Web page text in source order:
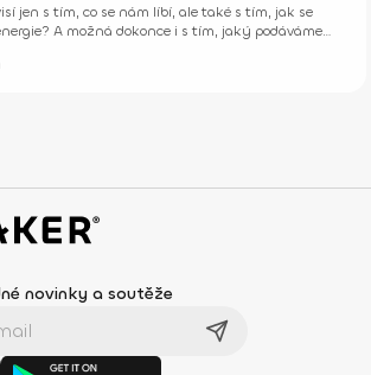
jen s tím, co se nám líbí, ale také s tím, jak se
A možná dokonce i s tím, jaký podáváme
novinky a soutěže